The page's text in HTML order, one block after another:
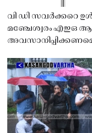
വി ഡി സവർക്കറെ
മഞ്ചേശ്വരം എഇഒ